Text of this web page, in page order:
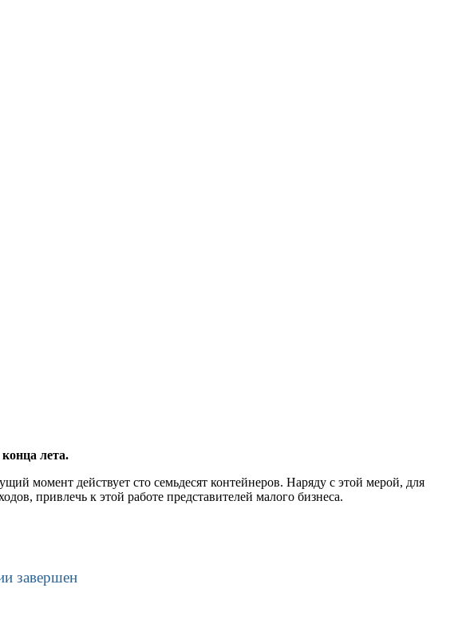
лета.
момент действует сто семьдесят контейнеров. Наряду с этой мерой, для
привлечь к этой работе представителей малого бизнеса.
завершен